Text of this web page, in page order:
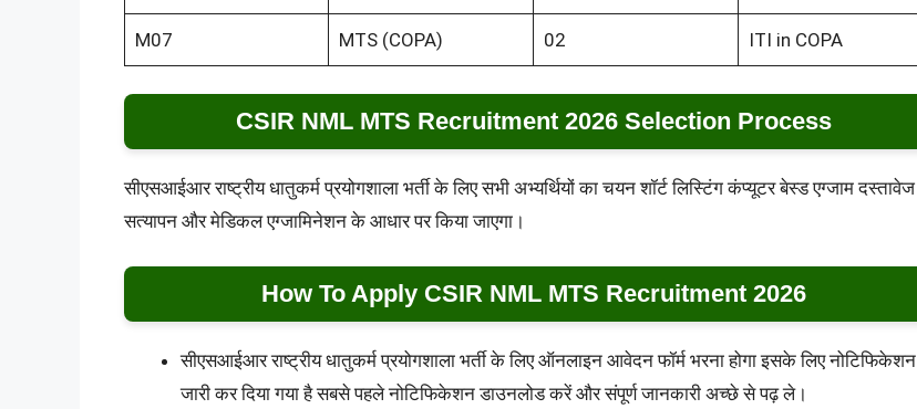
M07 MTS (COPA) 02 ITI in COPA
CSIR NML MTS Recruitment 2026 Selection Process
सीएसआईआर राष्ट्रीय धातुकर्म प्रयोगशाला भर्ती के लिए सभी अभ्यर्थियों का चयन शॉर्ट लिस्टिंग कंप्यूटर बेस्ड एग्जाम दस्तावेज
सत्यापन और मेडिकल एग्जामिनेशन के आधार पर किया जाएगा।
How To Apply CSIR NML MTS Recruitment 2026
सीएसआईआर राष्ट्रीय धातुकर्म प्रयोगशाला भर्ती के लिए ऑनलाइन आवेदन फॉर्म भरना होगा इसके लिए नोटिफिकेशन
जारी कर दिया गया है सबसे पहले नोटिफिकेशन डाउनलोड करें और संपूर्ण जानकारी अच्छे से पढ़ ले।